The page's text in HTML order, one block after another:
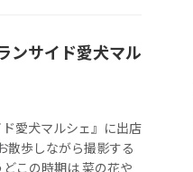
ンサイド愛犬マル
愛犬マルシェ』に出店
散歩しながら撮影する
この時期は 菜の花や